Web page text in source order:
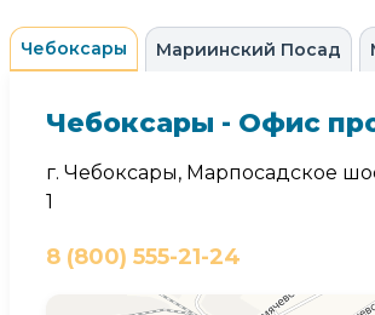
Чебоксары Мариинский Посад
Чебоксары - Офис
г. Чебоксары, Марпосадское
1
8 (800) 555-21-24